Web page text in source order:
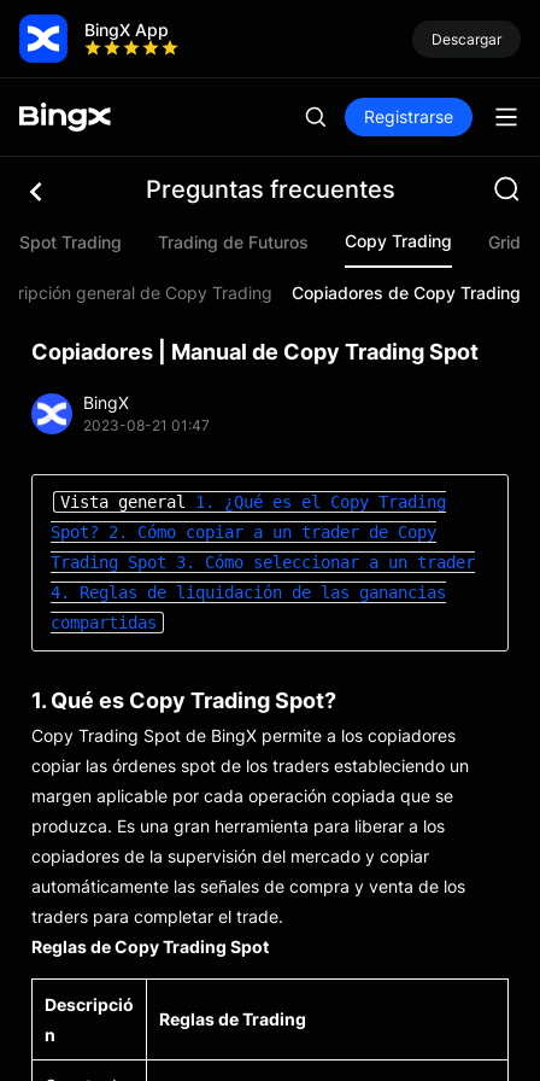
BingX App Descargar
Registrarse
Preguntas frecuentes
Spot Trading Trading de Futuros Copy Trading Grid
general de Copy Trading Copiadores de Copy Trading
Copiadores | Manual de Copy Trading Spot
BingX
2023-08-21 01:47
Vista general 1. ¿Qué es el Copy Trading
Spot? 2. Cómo copiar a un trader de Copy
Trading Spot
3. Cómo seleccionar a un trader
4. Reglas de liquidación de las ganancias
compartidas
1. Qué es Copy Trading Spot?
Copy Trading Spot de BingX permite a los copiadores
copiar las órdenes spot de los traders estableciendo un
margen aplicable por cada operación copiada que se
produzca. Es una gran herramienta para liberar a los
copiadores de la supervisión del mercado y copiar
automáticamente las señales de compra y venta de los
traders para completar el trade.
Reglas de Copy Trading Spot
Descripció
n
Reglas de Trading